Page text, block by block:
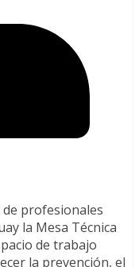
profesionales
la Mesa Técnica
de trabajo
la prevención, el